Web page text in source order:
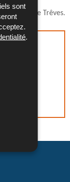
sont
de
direction de Trêves.